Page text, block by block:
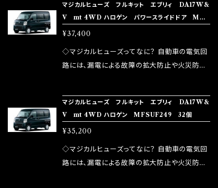
など、これらの効果は、タウンユースだけでなく、
モータースポーツシーンでの実証実験の上、 製
品化を果たしております。
ズが、マジカルヒューズになります。 ◇マジカル
ヒューズの効果 マジカルヒューズは放電防止効
果・接触抵抗低減効果により、このような効果を
発揮します。 ・アクセルレスポンスの向上 ・アイ
ドリング安定化（静粛性UP） ・ターボ車のターボ
など、これらの効果は、タウンユースだけでなく、
モータースポーツシーンでの実証実験の上、 製
品化を果たしております。
路として、各回路への電力供給を行っています。
しかし、ヒューズには拭い去れない欠点があり
ます。 1.溶接回路であるため、配線と比較し抵抗
が大きい。 2.金属部分が露出している為、空気
中に漏電してしまう。 3.金属プレートが接触する
ズが、マジカルヒューズになります。 ◇マジカル
ヒューズの効果 マジカルヒューズは放電防止効
果・接触抵抗低減効果により、このような効果を
発揮します。 ・アクセルレスポンスの向上 ・アイ
ドリング安定化（静粛性UP） ・ターボ車のターボ
マジカルヒューズ フルキット エブリィ DA17W&
V mt 4WD ハロゲン パワースライドドア MFS
UF250 34個
¥37,400
◇マジカルヒューズってなに？ 自動車の電気回
路には、漏電による故障の拡大防止や火災防止
路として、各回路への電力供給を行っています。
しかし、ヒューズには拭い去れない欠点があり
ます。 1.溶接回路であるため、配線と比較し抵抗
が大きい。 2.金属部分が露出している為、空気
中に漏電してしまう。 3.金属プレートが接触する
マジカルヒューズ フルキット エブリィ DA17W&
V mt 4WD ハロゲン MFSUF249 32個
¥35,200
◇マジカルヒューズってなに？ 自動車の電気回
路には、漏電による故障の拡大防止や火災防止